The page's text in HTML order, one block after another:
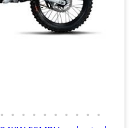
• • • • • • • • • •